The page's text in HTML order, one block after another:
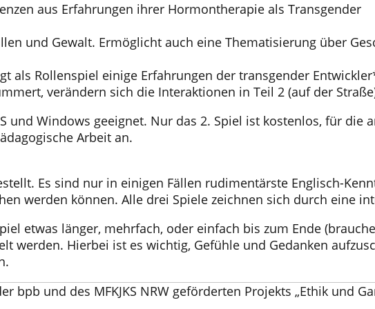
aus Erfahrungen ihrer Hormontherapie als Transgender
und Gewalt. Ermöglicht auch eine Thematisierung über
als Rollenspiel einige Erfahrungen der transgender
verändern sich die Interaktionen in Teil 2 (auf der
Windows geeignet. Nur das 2. Spiel ist kostenlos, für die
Arbeit an.
Es sind nur in einigen Fällen rudimentärste Englisch-
werden können. Alle drei Spiele zeichnen sich durch eine
etwas länger, mehrfach, oder einfach bis zum Ende
werden. Hierbei ist es wichtig, Gefühle und Gedanken
bpb und des MFKJKS NRW geförderten Projekts „Ethik und